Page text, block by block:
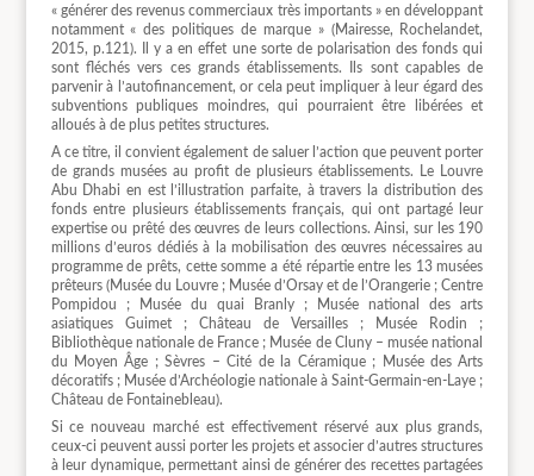
« générer des revenus commerciaux très importants » en développant
notamment « des politiques de marque » (Mairesse, Rochelandet,
2015, p.121). Il y a en effet une sorte de polarisation des fonds qui
sont fléchés vers ces grands établissements. Ils sont capables de
parvenir à l’autofinancement, or cela peut impliquer à leur égard des
subventions publiques moindres, qui pourraient être libérées et
alloués à de plus petites structures.
A ce titre, il convient également de saluer l’action que peuvent porter
de grands musées au profit de plusieurs établissements. Le Louvre
Abu Dhabi en est l’illustration parfaite, à travers la distribution des
fonds entre plusieurs établissements français, qui ont partagé leur
expertise ou prêté des œuvres de leurs collections. Ainsi, sur les 190
millions d’euros dédiés à la mobilisation des œuvres nécessaires au
programme de prêts, cette somme a été répartie entre les 13 musées
prêteurs (Musée du Louvre ; Musée d’Orsay et de l’Orangerie ; Centre
Pompidou ; Musée du quai Branly ; Musée national des arts
asiatiques Guimet ; Château de Versailles ; Musée Rodin ;
Bibliothèque nationale de France ; Musée de Cluny – musée national
du Moyen Âge ; Sèvres – Cité de la Céramique ; Musée des Arts
décoratifs ; Musée d’Archéologie nationale à Saint-Germain-en-Laye ;
Château de Fontainebleau).
Si ce nouveau marché est effectivement réservé aux plus grands,
ceux-ci peuvent aussi porter les projets et associer d’autres structures
à leur dynamique, permettant ainsi de générer des recettes partagées